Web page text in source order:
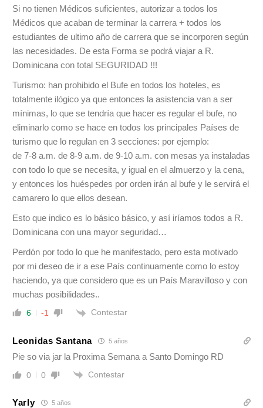
Si no tienen Médicos suficientes, autorizar a todos los
Médicos que acaban de terminar la carrera + todos los
estudiantes de ultimo año de carrera que se incorporen según
las necesidades. De esta Forma se podrá viajar a R.
Dominicana con total SEGURIDAD !!!
Turismo: han prohibido el Bufe en todos los hoteles, es
totalmente ilógico ya que entonces la asistencia van a ser
mínimas, lo que se tendría que hacer es regular el bufe, no
eliminarlo como se hace en todos los principales Países de
turismo que lo regulan en 3 secciones: por ejemplo:
de 7-8 a.m. de 8-9 a.m. de 9-10 a.m. con mesas ya instaladas
con todo lo que se necesita, y igual en el almuerzo y la cena,
y entonces los huéspedes por orden irán al bufe y le servirá el
camarero lo que ellos desean.
Esto que indico es lo básico básico, y así iríamos todos a R.
Dominicana con una mayor seguridad…
Perdón por todo lo que he manifestado, pero esta motivado
por mi deseo de ir a ese País continuamente como lo estoy
haciendo, ya que considero que es un País Maravilloso y con
muchas posibilidades..
6 -1 Contestar
Leonidas Santana 5 años
Pie so via jar la Proxima Semana a Santo Domingo RD
0 0 Contestar
Yarly 5 años